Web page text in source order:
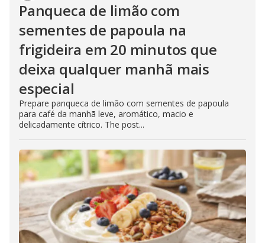
Panqueca de limão com
sementes de papoula na
frigideira em 20 minutos que
deixa qualquer manhã mais
especial
Prepare panqueca de limão com sementes de papoula
para café da manhã leve, aromático, macio e
delicadamente cítrico. The post...